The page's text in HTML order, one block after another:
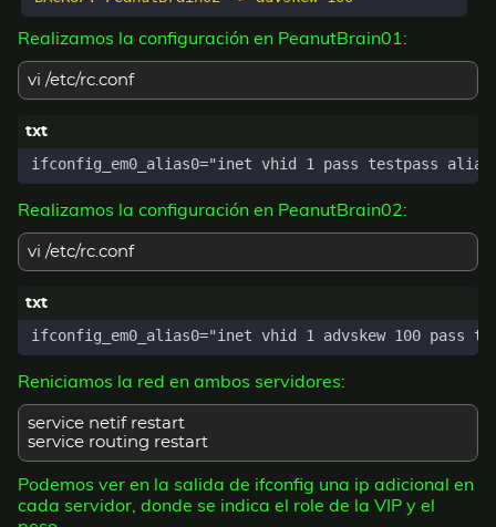
Realizamos la configuración en PeanutBrain01:
vi /etc/rc.conf
Realizamos la configuración en PeanutBrain02:
vi /etc/rc.conf
Reniciamos la red en ambos servidores:
service netif restart
service routing restart
Podemos ver en la salida de ifconfig una ip adicional en
cada servidor, donde se indica el role de la VIP y el